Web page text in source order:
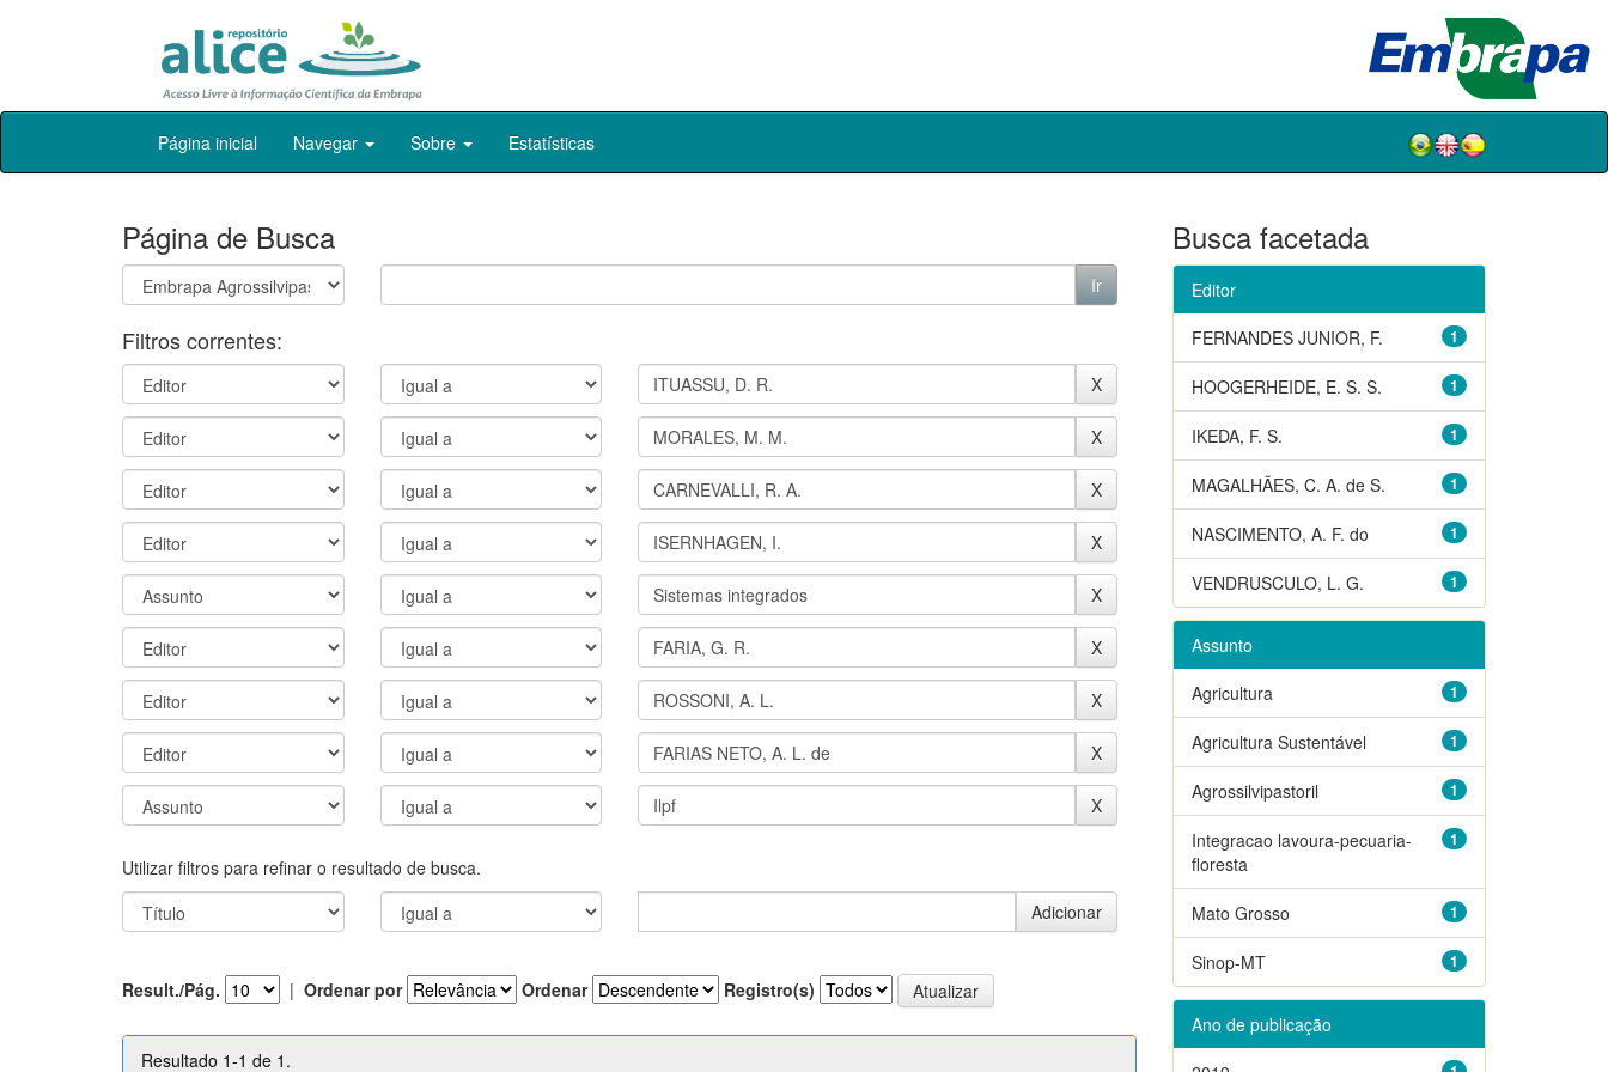
Skip
Página inicial Navegar Sobre Estatísticas
Página de Busca
Filtros correntes:
Utilizar filtros para refinar o resultado de busca.
Result./Pág. | Ordenar por Ordenar Registro(s)
Resultado 1-1 de 1.
Busca facetada
Editor
1
FERNANDES JUNIOR, F.
1
HOOGERHEIDE, E. S. S.
1
IKEDA, F. S.
1
MAGALHÃES, C. A. de S.
1
NASCIMENTO, A. F. do
1
VENDRUSCULO, L. G.
Assunto
1
Agricultura
1
Agricultura Sustentável
1
Agrossilvipastoril
1
Integracao lavoura-pecuaria-
floresta
1
Mato Grosso
1
Sinop-MT
Ano de publicação